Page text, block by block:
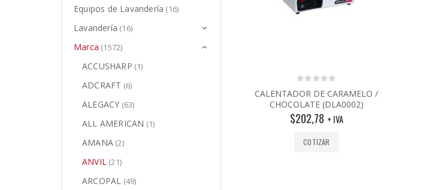
0
out
of
5
CALENTADOR DE CARAMELO /
CHOCOLATE (DLA0002)
$202,78 + IVA
COTIZAR
Equipos de Lavandería (16)
Lavandería (16)
Marca (1572)
ACCUSHARP (1)
ADCRAFT (6)
ALEGACY (63)
ALL AMERICAN (1)
AMANA (2)
ANVIL (21)
ARCOPAL (49)